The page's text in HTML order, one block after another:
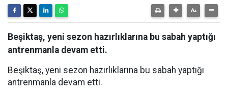
Beşiktaş, yeni sezon hazırlıklarına bu sabah yaptığı
antrenmanla devam etti.
Beşiktaş, yeni sezon hazırlıklarına bu sabah yaptığı
antrenmanla devam etti.